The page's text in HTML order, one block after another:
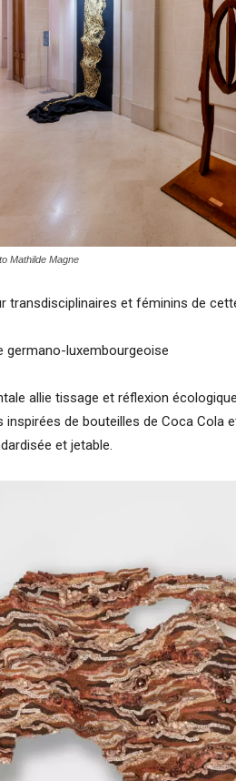
Mathilde Magne
transdisciplinaires et féminins de
germano-luxembourgeoise
allie tissage et réflexion
inspirées de bouteilles de Coca Cola
et jetable.